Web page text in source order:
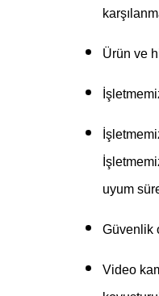
Ürün ve
uyum
Güvenlik
Video